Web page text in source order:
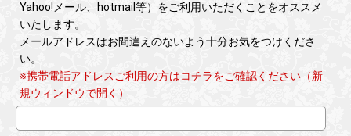
Yahoo!メール、hotmail等）をご利用いただくことをオススメ
いたします。
メールアドレスはお間違えのないよう十分お気をつけくださ
い。
※携帯電話アドレスご利用の方はコチラをご確認ください（新
規ウィンドウで開く）